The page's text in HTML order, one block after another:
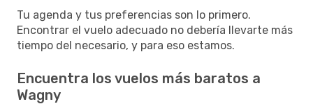
Tu agenda y tus preferencias son lo primero.
Encontrar el vuelo adecuado no debería llevarte más
tiempo del necesario, y para eso estamos.
Encuentra los vuelos más baratos a
Wagny